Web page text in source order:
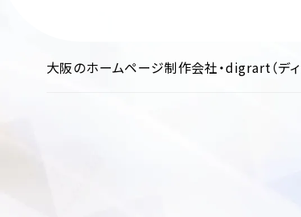
大阪のホームページ制作会社・digrart（ディ